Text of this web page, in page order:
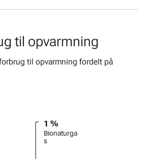
til opvarmning
til opvarmning fordelt på
1 %
Bionaturga
s